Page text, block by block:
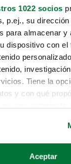
1022 socios
p.ej., su
para almacenar y
dispositivo con el
Tiene la
y con qué
quisiéramos:
Aceptar
no
hasta
encontrar
en
mano